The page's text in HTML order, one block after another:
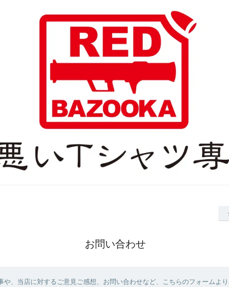
お問い合わせ
や、当店に対するご意見ご感想、お問い合わせなど、こちらのフォームよ